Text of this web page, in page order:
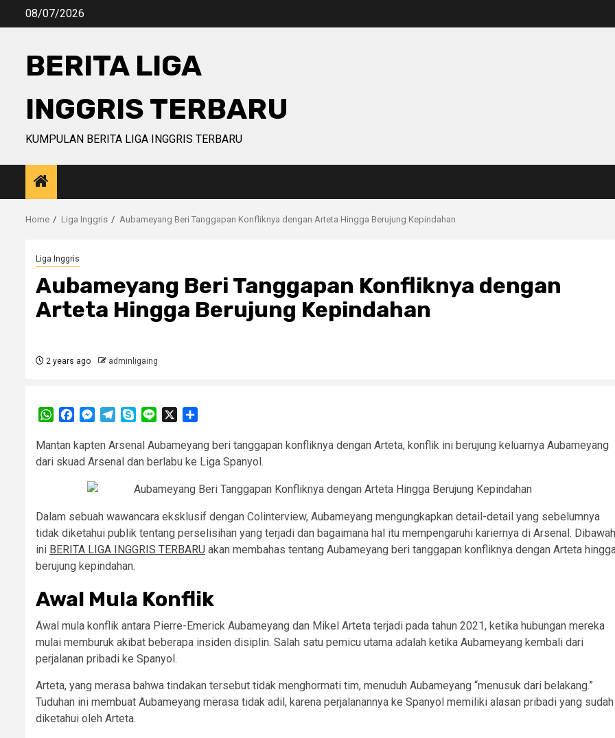
08/07/2026
BERITA LIGA
INGGRIS TERBARU
KUMPULAN BERITA LIGA INGGRIS TERBARU
Home Liga Inggris Aubameyang Beri Tanggapan Konfliknya dengan Arteta Hingga Berujung Kepindahan
Liga Inggris
Aubameyang Beri Tanggapan Konfliknya dengan
Arteta Hingga Berujung Kepindahan
2 years ago adminligaing
WhatsApp
FacebookMessenger
TelegramSkypeLine
Mantan kapten Arsenal Aubameyang beri tanggapan konfliknya dengan Arteta, konflik ini berujung keluarnya Aubameyang
dari skuad Arsenal dan berlabu ke Liga Spanyol.
Dalam sebuah wawancara eksklusif dengan Colinterview, Aubameyang mengungkapkan detail-detail yang sebelumnya
tidak diketahui publik tentang perselisihan yang terjadi dan bagaimana hal itu mempengaruhi kariernya di Arsenal. Dibawah
ini BERITA LIGA INGGRIS TERBARU akan membahas tentang Aubameyang beri tanggapan konfliknya dengan Arteta
berujung kepindahan.
Awal Mula Konflik
Awal mula konflik antara Pierre-Emerick Aubameyang dan Mikel Arteta terjadi pada tahun 2021, ketika hubungan mereka
mulai memburuk akibat beberapa insiden disiplin. Salah satu pemicu utama adalah ketika Aubameyang kembali dari
perjalanan pribadi ke Spanyol.
Arteta, yang merasa bahwa tindakan tersebut tidak menghormati tim, menuduh Aubameyang “menusuk dari belakang.”
Tuduhan ini membuat Aubameyang merasa tidak adil, karena perjalanannya ke Spanyol memiliki alasan pribadi yang sudah
diketahui oleh Arteta.